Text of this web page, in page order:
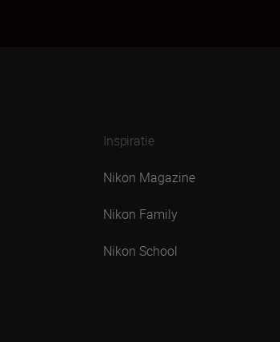
Inspiratie
Nikon Magazine
Nikon Family
Nikon School